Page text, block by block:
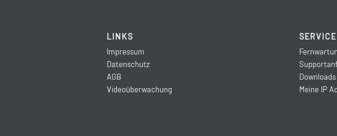
LINKS
Impressum
Datenschutz
AGB
Videoüberwachung
Downloads
Meine IP